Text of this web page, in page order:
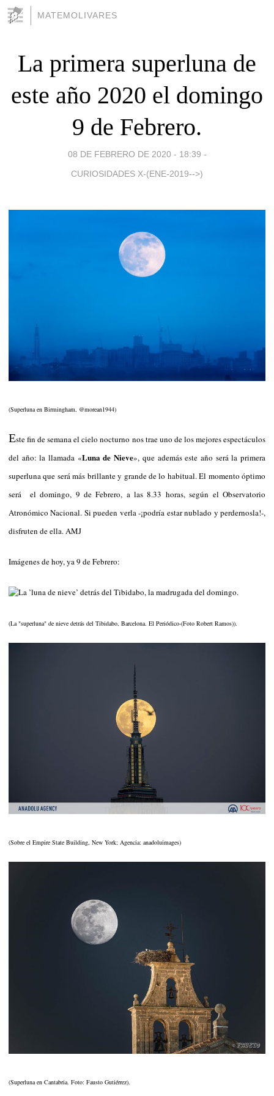
MATEMOLIVARES
La primera superluna de
este año 2020 el domingo
9 de Febrero.
08 DE FEBRERO DE 2020 - 18:39 -
CURIOSIDADES X-(ENE-2019-->)
(Superluna en Birmingham, @morean1944)
Este fin de semana el cielo nocturno nos trae uno de los mejores espectáculos
del año: la llamada «Luna de Nieve», que además este año será la primera
superluna que será más brillante y grande de lo habitual. El momento óptimo
será el domingo, 9 de Febrero, a las 8.33 horas, según el Observatorio
Atronómico Nacional. Si pueden verla -¡podría estar nublado y perdernosla!-,
disfruten de ella. AMJ
Imágenes de hoy, ya 9 de Febrero:
(La "superluna" de nieve detrás del Tibidabo, Barcelona. El Periódico-(Foto Robert Ramos)).
(Sobre el Empire State Building, New York; Agencia: anadoluimages)
(Superluna en Cantabria. Foto: Fausto Gutiérrez).